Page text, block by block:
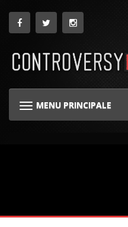
MENU PRINCIPALE
NAVIGAZIONE GINOCCHIERA